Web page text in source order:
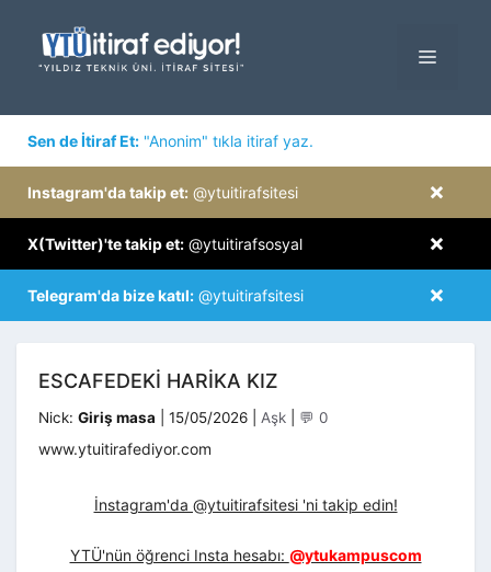
MENÜ
Sen de İtiraf Et: "Anonim" tıkla itiraf yaz.
×
Instagram'da takip et: @ytuitirafsitesi
×
X(Twitter)'te takip et: @ytuitirafsosyal
×
Telegram'da bize katıl: @ytuitirafsitesi
ESCAFEDEKI HARIKA KIZ
Nick: Giriş masa 15/05/2026 Kategoriler
Aşk 💬 0
www.ytuitirafediyor.com
İnstagram'da @ytuitirafsitesi 'ni takip edin!
YTÜ'nün öğrenci Insta hesabı: @ytukampuscom